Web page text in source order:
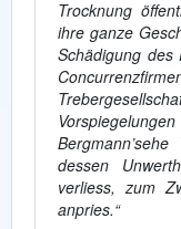
Trocknung
ihre ganze
Schädigung des
dessen
verliess, zum
anpries.“